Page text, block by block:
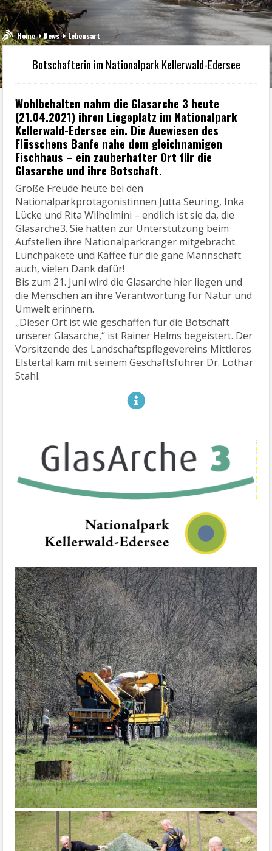
Home News Lebensart
Botschafterin im Nationalpark Kellerwald-Edersee
Wohlbehalten nahm die Glasarche 3 heute
(21.04.2021) ihren Liegeplatz im Nationalpark
Kellerwald-Edersee ein. Die Auewiesen des
Flüsschens Banfe nahe dem gleichnamigen
Fischhaus – ein zauberhafter Ort für die
Glasarche und ihre Botschaft.
Große Freude heute bei den
Nationalparkprotagonistinnen Jutta Seuring, Inka
Lücke und Rita Wilhelmini – endlich ist sie da, die
Glasarche3. Sie hatten zur Unterstützung beim
Aufstellen ihre Nationalparkranger mitgebracht.
Lunchpakete und Kaffee für die gane Mannschaft
auch, vielen Dank dafür!
Bis zum 21. Juni wird die Glasarche hier liegen und
die Menschen an ihre Verantwortung für Natur und
Umwelt erinnern.
„Dieser Ort ist wie geschaffen für die Botschaft
unserer Glasarche,“ ist Rainer Helms begeistert. Der
Vorsitzende des Landschaftspflegevereins Mittleres
Elstertal kam mit seinem Geschäftsführer Dr. Lothar
Stahl.